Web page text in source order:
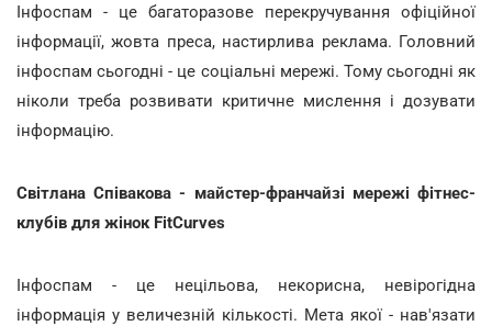
Інфоспам - це багаторазове перекручування офіційної
інформації, жовта преса, настирлива реклама. Головний
інфоспам сьогодні - це соціальні мережі. Тому сьогодні як
ніколи треба розвивати критичне мислення і дозувати
інформацію.
Світлана Співакова - майстер-франчайзі мережі фітнес-
клубів для жінок FitCurves
Інфоспам - це нецільова, некорисна, невірогідна
інформація у величезній кількості. Мета якої - нав'язати